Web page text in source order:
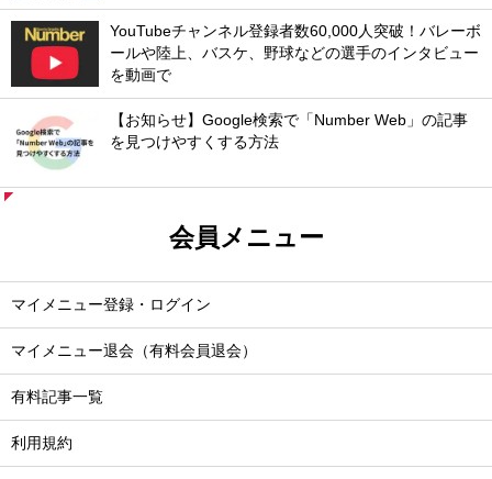
YouTubeチャンネル登録者数60,000人突破！バレーボ
ールや陸上、バスケ、野球などの選手のインタビュー
を動画で
【お知らせ】Google検索で「Number Web」の記事
を見つけやすくする方法
会員メニュー
マイメニュー登録・ログイン
マイメニュー退会（有料会員退会）
有料記事一覧
利用規約